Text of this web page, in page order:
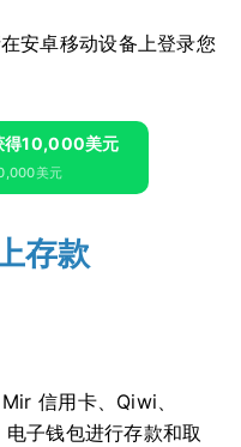
安卓移动设备上登录您
得10,000美元
美元
存款
信用卡、Qiwi、
子钱包进行存款和取